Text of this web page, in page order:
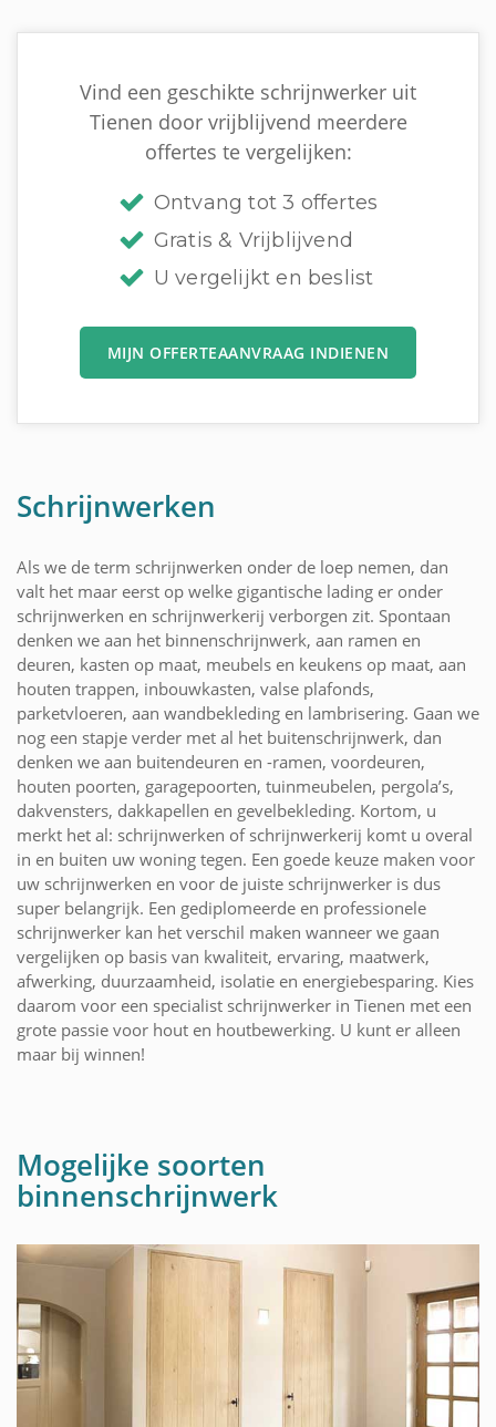
Vind een geschikte schrijnwerker uit
Tienen door vrijblijvend meerdere
offertes te vergelijken:
Ontvang tot 3 offertes
Gratis & Vrijblijvend
U vergelijkt en beslist
MIJN OFFERTEAANVRAAG INDIENEN
Schrijnwerken
Als we de term schrijnwerken onder de loep nemen, dan
valt het maar eerst op welke gigantische lading er onder
schrijnwerken en schrijnwerkerij verborgen zit. Spontaan
denken we aan het binnenschrijnwerk, aan ramen en
deuren, kasten op maat, meubels en keukens op maat, aan
houten trappen, inbouwkasten, valse plafonds,
parketvloeren, aan wandbekleding en lambrisering. Gaan we
nog een stapje verder met al het buitenschrijnwerk, dan
denken we aan buitendeuren en -ramen, voordeuren,
houten poorten, garagepoorten, tuinmeubelen, pergola’s,
dakvensters, dakkapellen en gevelbekleding. Kortom, u
merkt het al: schrijnwerken of schrijnwerkerij komt u overal
in en buiten uw woning tegen. Een goede keuze maken voor
uw schrijnwerken en voor de juiste schrijnwerker is dus
super belangrijk. Een gediplomeerde en professionele
schrijnwerker kan het verschil maken wanneer we gaan
vergelijken op basis van kwaliteit, ervaring, maatwerk,
afwerking, duurzaamheid, isolatie en energiebesparing. Kies
daarom voor een specialist schrijnwerker in Tienen met een
grote passie voor hout en houtbewerking. U kunt er alleen
maar bij winnen!
Mogelijke soorten
binnenschrijnwerk